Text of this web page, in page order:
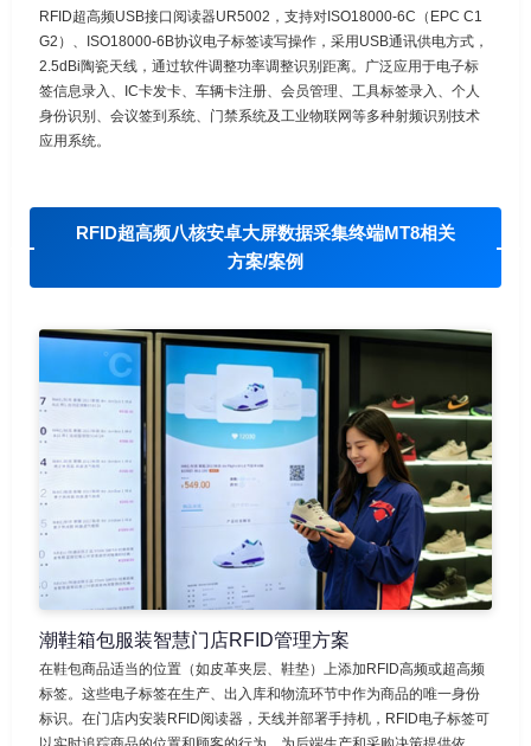
RFID超高频USB接口阅读器UR5002，支持对ISO18000-6C（EPC C1
G2）、ISO18000-6B协议电子标签读写操作，采用USB通讯供电方式，
2.5dBi陶瓷天线，通过软件调整功率调整识别距离。广泛应用于电子标
签信息录入、IC卡发卡、车辆卡注册、会员管理、工具标签录入、个人
身份识别、会议签到系统、门禁系统及工业物联网等多种射频识别技术
应用系统。
RFID超高频八核安卓大屏数据采集终端MT8相关
方案/案例
潮鞋箱包服装智慧门店RFID管理方案
在鞋包商品适当的位置（如皮革夹层、鞋垫）上添加RFID高频或超高频
标签。这些电子标签在生产、出入库和物流环节中作为商品的唯一身份
标识。在门店内安装RFID阅读器，天线并部署手持机，RFID电子标签可